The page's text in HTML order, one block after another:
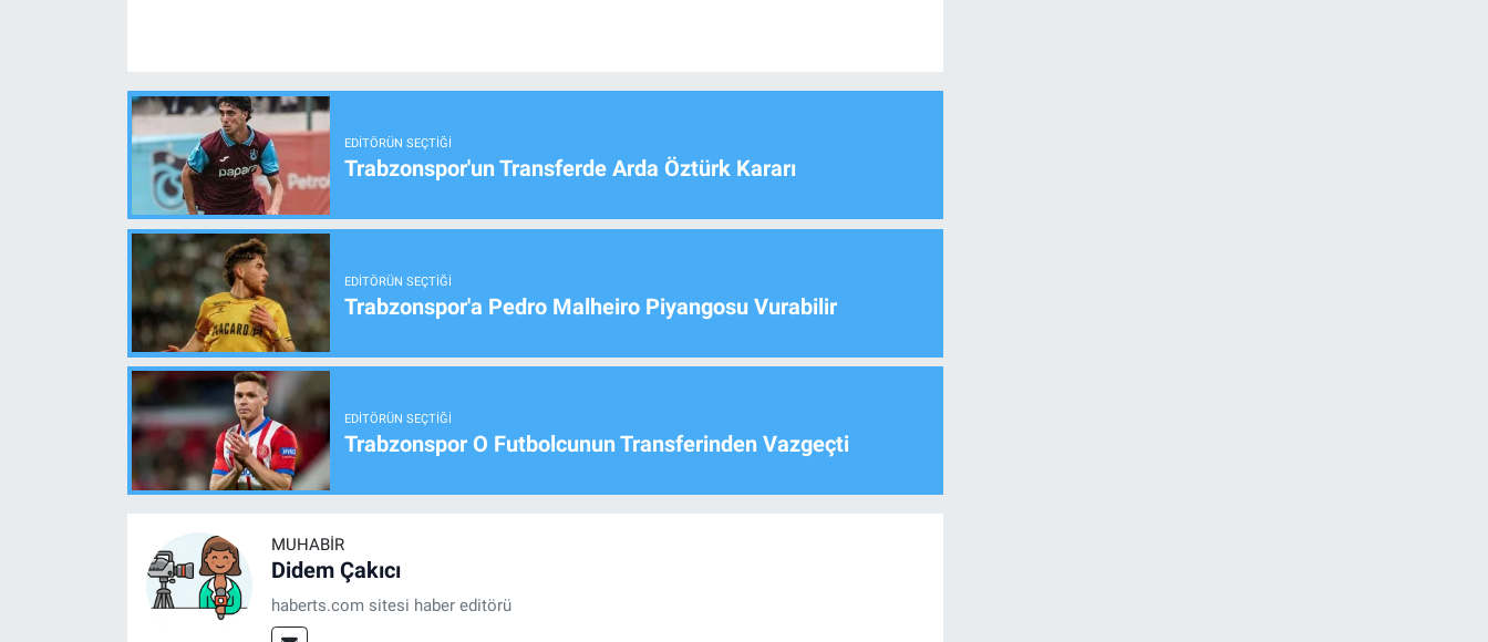
EDITÖRÜN SEÇTIĞI
Trabzonspor'un Transferde Arda Öztürk Kararı
EDITÖRÜN SEÇTIĞI
Trabzonspor'a Pedro Malheiro Piyangosu Vurabilir
EDITÖRÜN SEÇTIĞI
Trabzonspor O Futbolcunun Transferinden Vazgeçti
MUHABIR
Didem Çakıcı
haberts.com sitesi haber editörü